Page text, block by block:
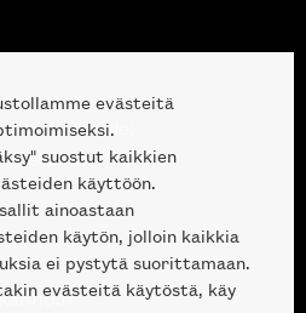
Helsinki
evästeitä
suostut kaikkien
käyttöön.
ainoastaan
käytön, jolloin kaikkia
ei pystytä suorittamaan.
evästeitä käytöstä, käy